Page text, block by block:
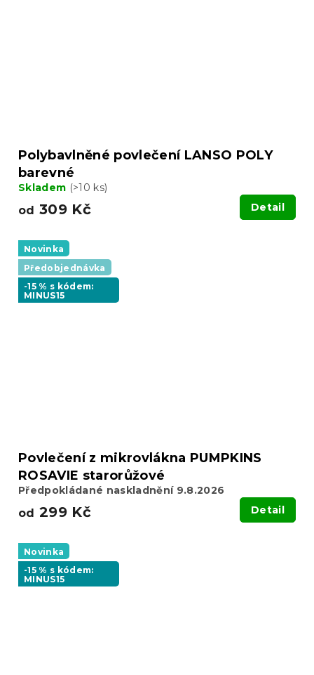
Polybavlněné povlečení LANSO POLY
barevné
Skladem (>10 ks)
od 309 Kč Detail
Novinka
Předobjednávka
-15 % s kódem:
MINUS15
Povlečení z mikrovlákna PUMPKINS
ROSAVIE starorůžové
Předpokládané naskladnění 9.8.2026
od 299 Kč Detail
Novinka
-15 % s kódem:
MINUS15